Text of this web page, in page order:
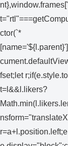
ctor(`*
fset;let
t=l&&l.likers?